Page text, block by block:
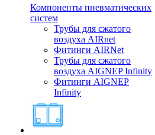
Компоненты пневматических
систем
Трубы для сжатого
воздуха AIRnet
Фитинги AIRNet
Трубы для сжатого
воздуха AIGNEP Infinity
Фитинги AIGNEP
Infinity